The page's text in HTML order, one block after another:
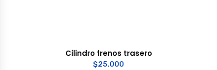
Cilindro frenos trasero
$25.000